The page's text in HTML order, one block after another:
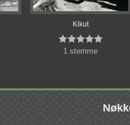
Kikut

1 stemme